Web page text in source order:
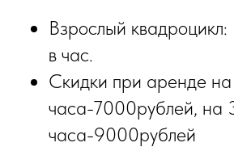
Взрослый
в час.
Скидки при аренде
часа-7000рублей, на
часа-9000рублей